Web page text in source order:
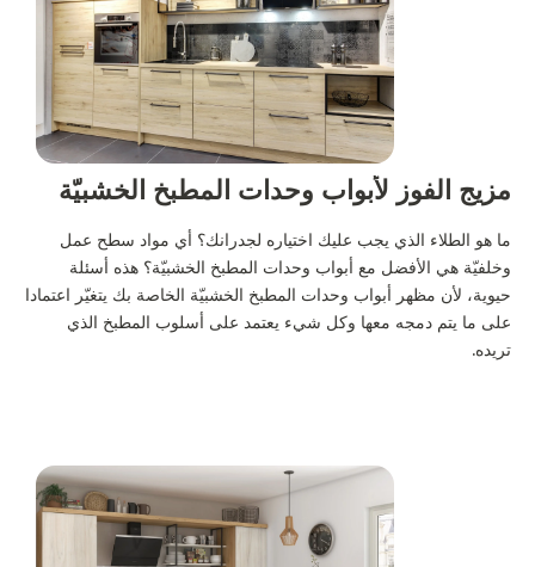
مزيج الفوز لأبواب وحدات المطبخ الخشبيّة
ما هو الطلاء الذي يجب عليك اختياره لجدرانك؟ أي مواد سطح عمل
وخلفيّة هي الأفضل مع أبواب وحدات المطبخ الخشبيّة؟ هذه أسئلة
حيوية، لأن مظهر أبواب وحدات المطبخ الخشبيّة الخاصة بك يتغيّر اعتمادا
على ما يتم دمجه معها وكل شيء يعتمد على أسلوب المطبخ الذي
تريده.